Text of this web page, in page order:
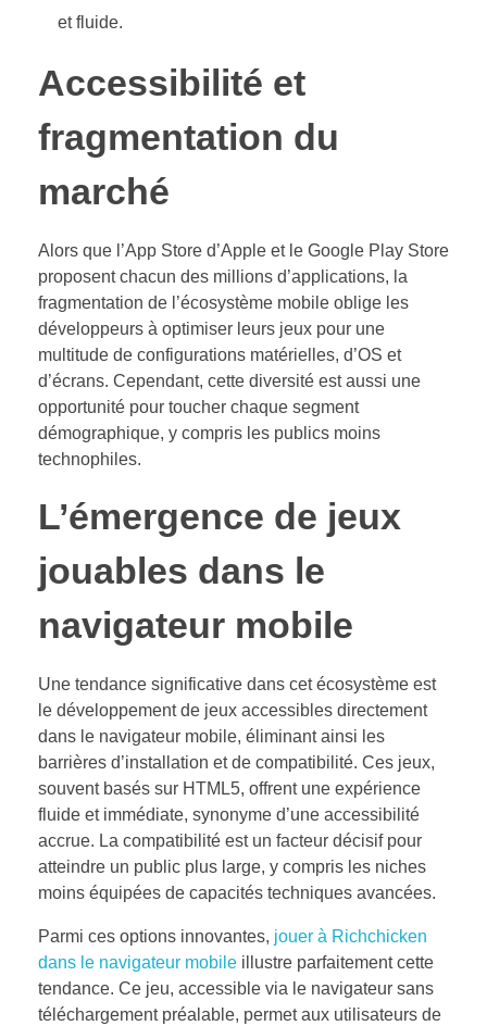
et fluide.
Accessibilité et
fragmentation du
marché
Alors que l’App Store d’Apple et le Google Play Store
proposent chacun des millions d’applications, la
fragmentation de l’écosystème mobile oblige les
développeurs à optimiser leurs jeux pour une
multitude de configurations matérielles, d’OS et
d’écrans. Cependant, cette diversité est aussi une
opportunité pour toucher chaque segment
démographique, y compris les publics moins
technophiles.
L’émergence de jeux
jouables dans le
navigateur mobile
Une tendance significative dans cet écosystème est
le développement de jeux accessibles directement
dans le navigateur mobile, éliminant ainsi les
barrières d’installation et de compatibilité. Ces jeux,
souvent basés sur HTML5, offrent une expérience
fluide et immédiate, synonyme d’une accessibilité
accrue. La compatibilité est un facteur décisif pour
atteindre un public plus large, y compris les niches
moins équipées de capacités techniques avancées.
Parmi ces options innovantes, jouer à Richchicken
dans le navigateur mobile illustre parfaitement cette
tendance. Ce jeu, accessible via le navigateur sans
téléchargement préalable, permet aux utilisateurs de